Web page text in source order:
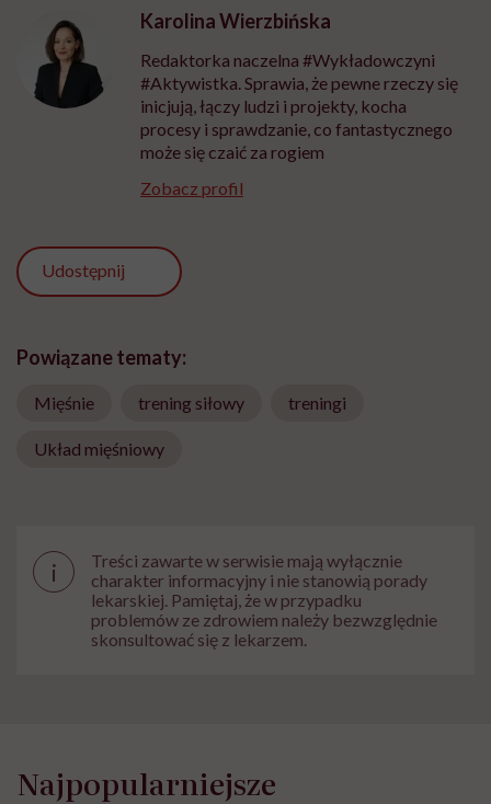
Karolina Wierzbińska
Redaktorka naczelna #Wykładowczyni
#Aktywistka. Sprawia, że pewne rzeczy się
inicjują, łączy ludzi i projekty, kocha
procesy i sprawdzanie, co fantastycznego
może się czaić za rogiem
Zobacz profil
Udostępnij
Powiązane tematy:
Mięśnie trening siłowy treningi
Układ mięśniowy
i
Treści zawarte w serwisie mają wyłącznie
charakter informacyjny i nie stanowią porady
lekarskiej. Pamiętaj, że w przypadku
problemów ze zdrowiem należy bezwzględnie
skonsultować się z lekarzem.
Najpopularniejsze